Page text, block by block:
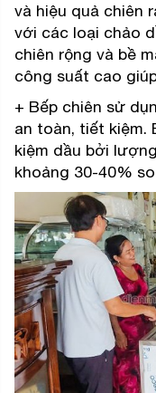
và hiệu quả chiên
với các loại chảo
chiên rộng và bề
công suất cao
+ Bếp chiên sử
an toàn, tiết kiệm.
kiệm dầu bởi
khoảng 30-40%